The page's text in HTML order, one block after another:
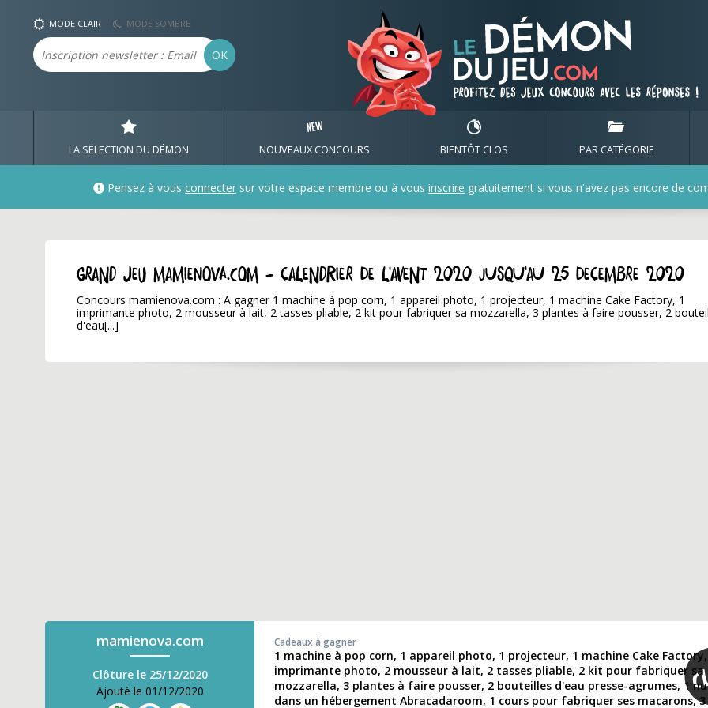
MODE CLAIR MODE SOMBRE
Email OK
LA SÉLECTION DU DÉMON NOUVEAUX CONCOURS BIENTÔT CLOS PAR CATÉGORIE
Pensez à vous connecter sur votre espace membre ou à vous inscrire gratuitement si vous n'avez pas encore de
GRAND JEU mamienova.com - Calendrier de l'Avent 2020 jusqu'au 25 decembre 2020
Concours mamienova.com : A gagner 1 machine à pop corn, 1 appareil photo, 1 projecteur, 1 machine Cake Factory, 1
imprimante photo, 2 mousseur à lait, 2 tasses pliable, 2 kit pour fabriquer sa mozzarella, 3 plantes à faire pousser, 2
d'eau[...]
mamienova.com
Clôture le 25/12/2020
Ajouté le 01/12/2020
Cadeaux à gagner
1 machine à pop corn, 1 appareil photo, 1 projecteur, 1 machine Cake Factory,
imprimante photo, 2 mousseur à lait, 2 tasses pliable, 2 kit pour fabriquer sa
mozzarella, 3 plantes à faire pousser, 2 bouteilles d'eau presse-agrumes, 1
dans un hébergement Abracadaroom, 1 cours pour fabriquer ses macarons, 3